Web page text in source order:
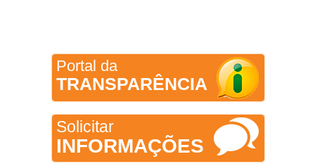
Portal da
TRANSPARÊNCIA
Solicitar
INFORMAÇÕES